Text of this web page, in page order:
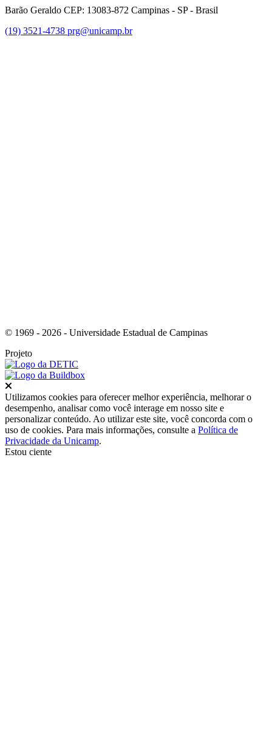
Barão Geraldo CEP: 13083-872 Campinas - SP - Brasil
(19) 3521-4738 prg@unicamp.br
© 1969 - 2026 - Universidade Estadual de Campinas
Projeto
Utilizamos cookies para oferecer melhor experiência, melhorar o
desempenho, analisar como você interage em nosso site e
personalizar conteúdo. Ao utilizar este site, você concorda com o
uso de cookies. Para mais informações, consulte a Política de
Privacidade da Unicamp.
Estou ciente